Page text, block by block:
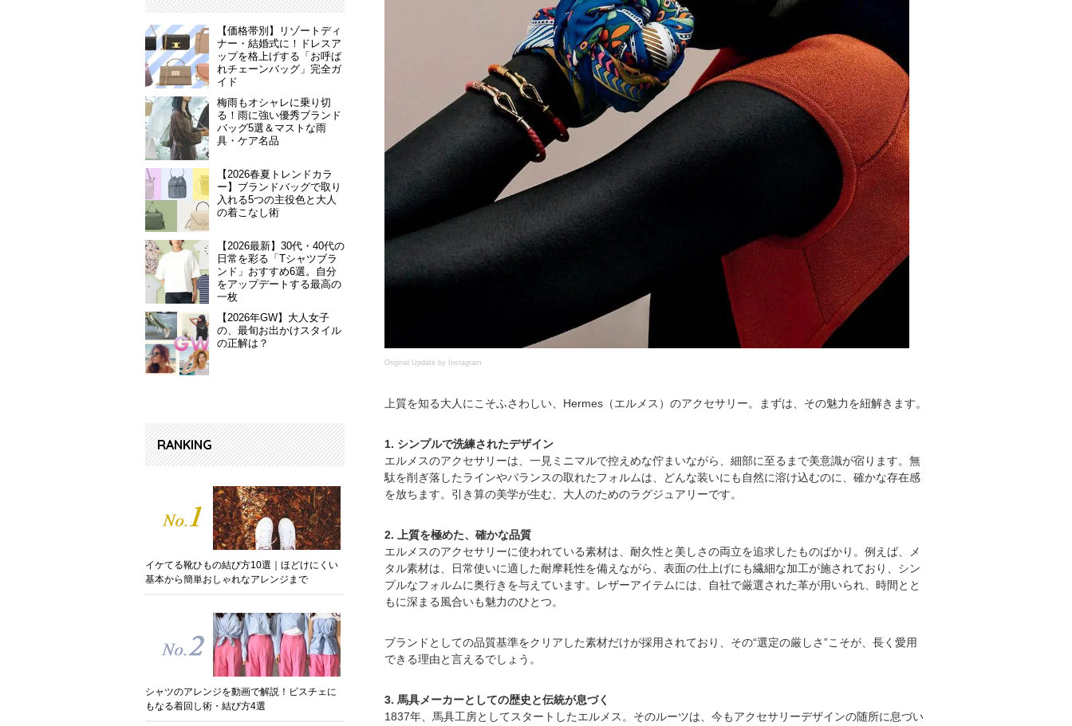
【価格帯別】リゾートディ
ナー・結婚式に！ドレスア
ップを格上げする「お呼ば
れチェーンバッグ」完全ガ
イド
梅雨もオシャレに乗り切
る！雨に強い優秀ブランド
バッグ5選＆マストな雨
具・ケア名品
【2026春夏トレンドカラ
ー】ブランドバッグで取り
入れる5つの主役色と大人
の着こなし術
【2026最新】30代・40代の
日常を彩る「Tシャツブラ
ンド」おすすめ6選。自分
をアップデートする最高の
一枚
【2026年GW】大人女子
の、最旬お出かけスタイル
の正解は？
RANKING
イケてる靴ひもの結び方10選｜ほどけにくい
基本から簡単おしゃれなアレンジまで
シャツのアレンジを動画で解説！ビスチェに
もなる着回し術・結び方4選
Original Update by Instagram
上質を知る大人にこそふさわしい、Hermes（エルメス）のアクセサリー。まずは、その魅力を紐解きます。
1. シンプルで洗練されたデザイン
エルメスのアクセサリーは、一見ミニマルで控えめな佇まいながら、細部に至るまで美意識が宿ります。無
駄を削ぎ落したラインやバランスの取れたフォルムは、どんな装いにも自然に溶け込むのに、確かな存在感
を放ちます。引き算の美学が生む、大人のためのラグジュアリーです。
2. 上質を極めた、確かな品質
エルメスのアクセサリーに使われている素材は、耐久性と美しさの両立を追求したものばかり。例えば、メ
タル素材は、日常使いに適した耐摩耗性を備えながら、表面の仕上げにも繊細な加工が施されており、シン
プルなフォルムに奥行きを与えています。レザーアイテムには、自社で厳選された革が用いられ、時間とと
もに深まる風合いも魅力のひとつ。
ブランドとしての品質基準をクリアした素材だけが採用されており、その“選定の厳しさ”こそが、長く愛用
できる理由と言えるでしょう。
3. 馬具メーカーとしての歴史と伝統が息づく
1837年、馬具工房としてスタートしたエルメス。そのルーツは、今もアクセサリーデザインの随所に息づい